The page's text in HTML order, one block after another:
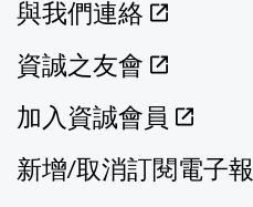
與我們連絡
資誠之友會
加入資誠會員
新增/取消訂閱電子報